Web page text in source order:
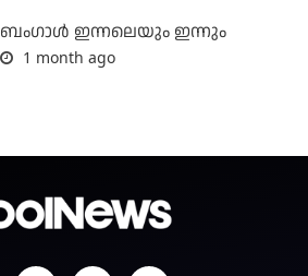
ബംഗാള്‍ ഇന്നലെയും ഇന്നും
1 month ago